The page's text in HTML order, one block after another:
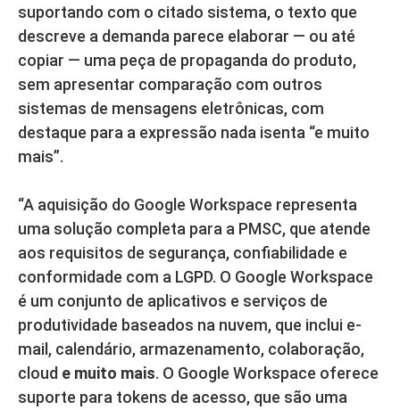
suportando com o citado sistema, o texto que
descreve a demanda parece elaborar — ou até
copiar — uma peça de propaganda do produto,
sem apresentar comparação com outros
sistemas de mensagens eletrônicas, com
destaque para a expressão nada isenta “e muito
mais”.
“A aquisição do Google Workspace representa
uma solução completa para a PMSC, que atende
aos requisitos de segurança, confiabilidade e
conformidade com a LGPD. O Google Workspace
é um conjunto de aplicativos e serviços de
produtividade baseados na nuvem, que inclui e-
mail, calendário, armazenamento, colaboração,
cloud e muito mais. O Google Workspace oferece
suporte para tokens de acesso, que são uma